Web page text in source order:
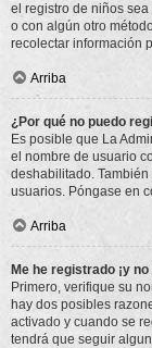
el registro de niños
o con algún otro
recolectar información
Arriba
¿Por qué no puedo
Es posible que La
el nombre de usuario
deshabilitado.
usuarios. Póngase en
Arriba
Me he registrado ¡y
Primero, verifique su
hay dos posibles
activado y cuando se
tendrá que seguir